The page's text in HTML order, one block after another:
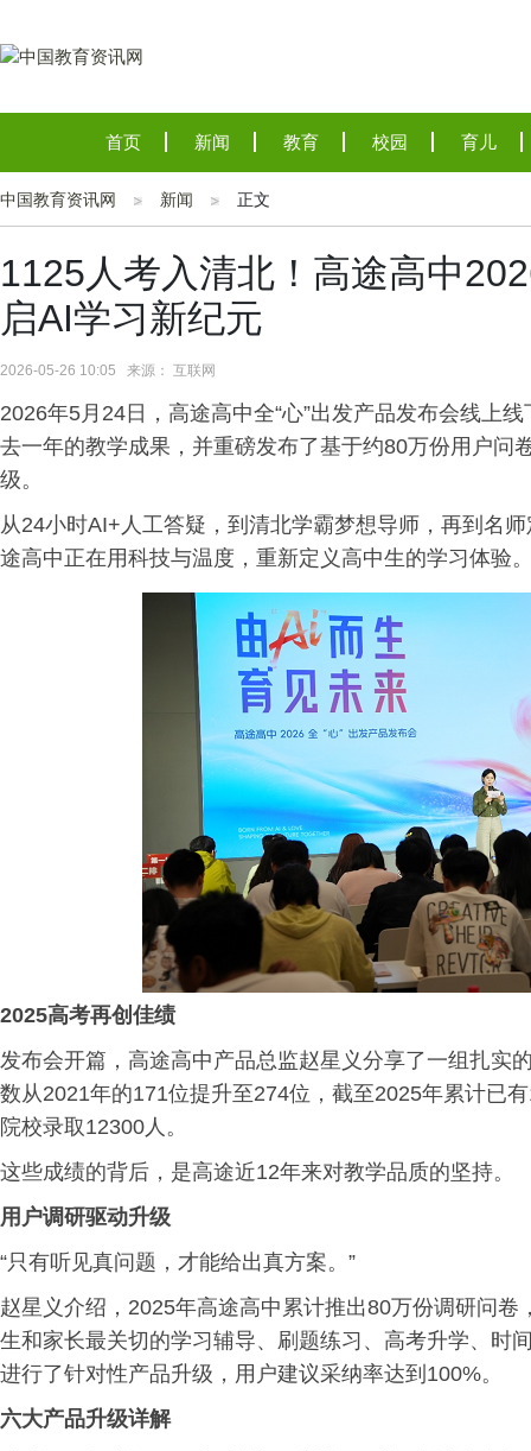
首页 新闻 教育 校园 育儿
中国教育资讯网 新闻 正文
1125人考入清北！高途高中
启AI学习新纪元
2026-05-26 10:05 来源： 互联网
2026年5月24日，高途高中全“心”出发产品发布会线上
去一年的教学成果，并重磅发布了基于约80万份用户问
级。
从24小时AI+人工答疑，到清北学霸梦想导师，再到名
途高中正在用科技与温度，重新定义高中生的学习体验
2025高考再创佳绩
发布会开篇，高途高中产品总监赵星义分享了一组扎实
数从2021年的171位提升至274位，截至2025年累计已
院校录取12300人。
这些成绩的背后，是高途近12年来对教学品质的坚持。
用户调研驱动升级
“只有听见真问题，才能给出真方案。”
赵星义介绍，2025年高途高中累计推出80万份调研问
生和家长最关切的学习辅导、刷题练习、高考升学、时
进行了针对性产品升级，用户建议采纳率达到100%。
六大产品升级详解